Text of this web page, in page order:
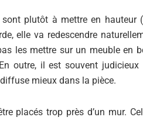
sont plutôt à mettre en hauteur
elle va redescendre
les mettre sur un meuble en
outre, il est souvent judicieux
mieux dans la pièce.
placés trop près d’un mur.